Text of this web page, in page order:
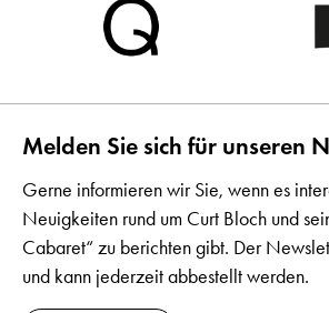
Melden Sie sich für unseren
Gerne informieren wir Sie, wenn es
Neuigkeiten rund um Curt Bloch und
Cabaret“ zu berichten gibt. Der
und kann jederzeit abbestellt werden.